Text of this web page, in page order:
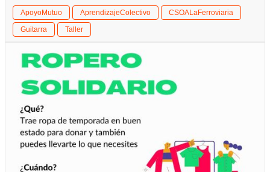
ApoyoMutuo AprendizajeColectivo
CSOALaFerroviaria
Guitarra
Taller